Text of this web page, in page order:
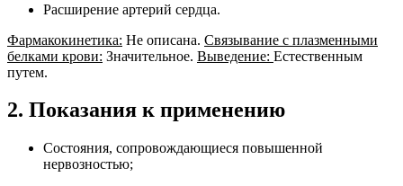
Расширение артерий сердца.
Фармакокинетика: Не описана. Связывание с плазменными
белками крови: Значительное. Выведение: Естественным
путем.
2. Показания к применению
Состояния, сопровождающиеся повышенной
нервозностью;